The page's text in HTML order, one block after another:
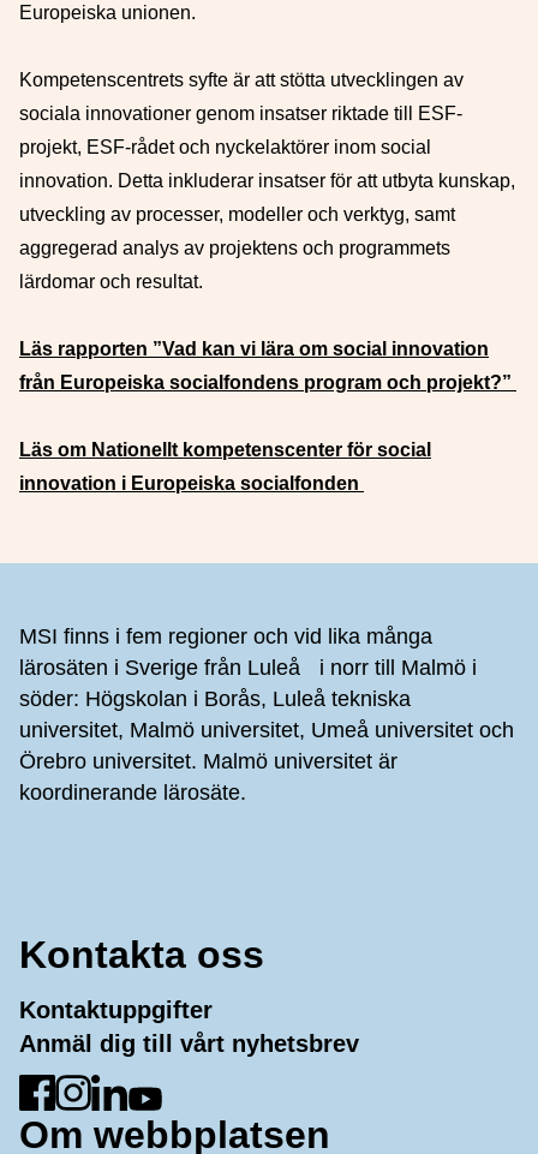
Europeiska unionen.
Kompetenscentrets syfte är att stötta utvecklingen av
sociala innovationer genom insatser riktade till ESF-
projekt, ESF-rådet och nyckelaktörer inom social
innovation. Detta inkluderar insatser för att utbyta kunskap,
utveckling av processer, modeller och verktyg, samt
aggregerad analys av projektens och programmets
lärdomar och resultat.
Läs rapporten ”Vad kan vi lära om social innovation
från Europeiska socialfondens program och projekt?”
Läs om Nationellt kompetenscenter för social
innovation i Europeiska socialfonden
MSI finns i fem regioner och vid lika många
lärosäten i Sverige från Luleå i norr till Malmö i
söder: Högskolan i Borås, Luleå tekniska
universitet, Malmö universitet, Umeå universitet och
Örebro universitet. Malmö universitet är
koordinerande lärosäte.
Kontakta oss
Kontaktuppgifter
Anmäl dig till vårt nyhetsbrev
Gå till Facebook
Gå till Instagram
Gå till LinkedIn
Gå till YouTube
Om webbplatsen